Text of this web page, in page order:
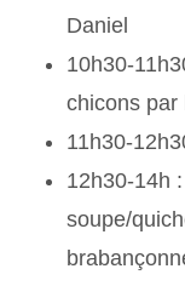
Daniel
10h30-
chicons par
11h30-
12h30-14h
soupe/